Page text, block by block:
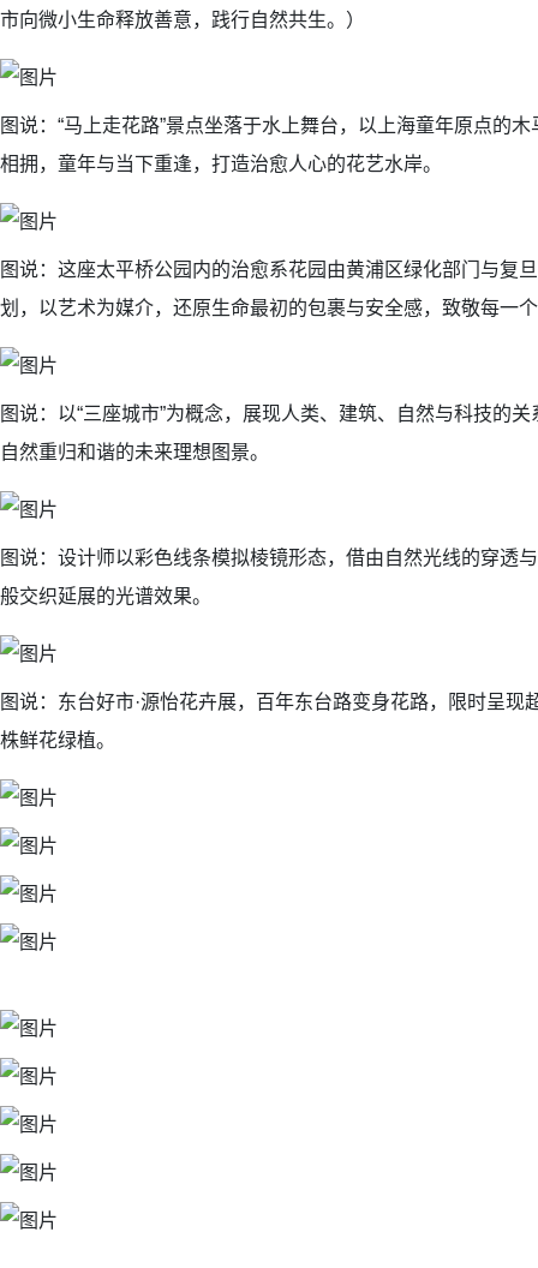
市向微小生命释放善意，践行自然共生。）
图说：“马上走花路”景点坐落于水上舞台，以上海童年原点的
相拥，童年与当下重逢，打造治愈人心的花艺水岸。
图说：这座太平桥公园内的治愈系花园由黄浦区绿化部门与复
划，以艺术为媒介，还原生命最初的包裹与安全感，致敬每一
图说：以“三座城市”为概念，展现人类、建筑、自然与科技的
自然重归和谐的未来理想图景。
图说：设计师以彩色线条模拟棱镜形态，借由自然光线的穿透
般交织延展的光谱效果。
图说：东台好市·源怡花卉展，百年东台路变身花路，限时呈现
株鲜花绿植。